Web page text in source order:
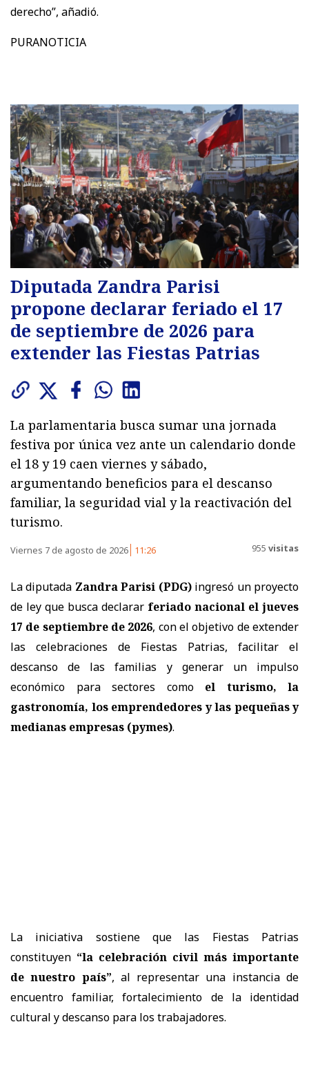
derecho”, añadió.
PURANOTICIA
Diputada Zandra Parisi
propone declarar feriado el 17
de septiembre de 2026 para
extender las Fiestas Patrias
La parlamentaria busca sumar una jornada
festiva por única vez ante un calendario donde
el 18 y 19 caen viernes y sábado,
argumentando beneficios para el descanso
familiar, la seguridad vial y la reactivación del
turismo.
Viernes 7 de agosto de 2026 11:26 955 visitas
La diputada Zandra Parisi (PDG)ingresó un proyecto
de ley que busca declarar feriado nacional el jueves
17 de septiembre de 2026, con el objetivo de extender
las celebraciones de Fiestas Patrias, facilitar el
descanso de las familias y generar un impulso
económico para sectores como el turismo, la
gastronomía, los emprendedores y las pequeñas y
medianas empresas (pymes).
La iniciativa sostiene que las Fiestas Patrias
constituyen “la celebración civil más importante
de nuestro país”, al representar una instancia de
encuentro familiar, fortalecimiento de la identidad
cultural y descanso para los trabajadores.